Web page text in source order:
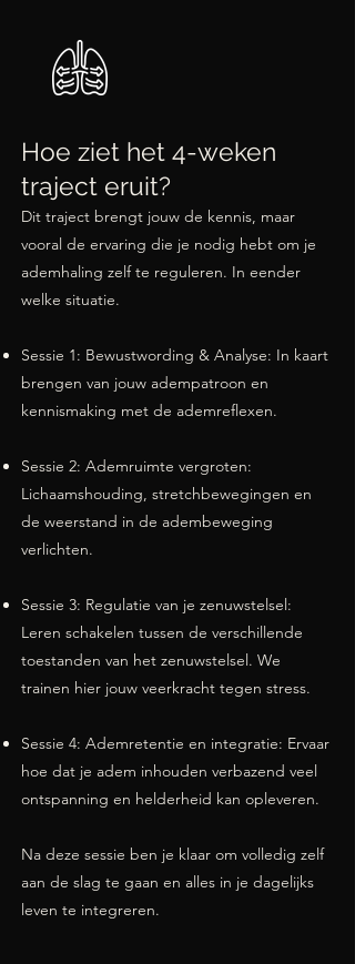
Hoe ziet het 4-weken
traject eruit?
Dit traject brengt jouw de kennis, maar
vooral de ervaring die je nodig hebt om je
ademhaling zelf te reguleren. In eender
welke situatie.
Sessie 1: Bewustwording & Analyse: In kaart
brengen van jouw adempatroon en
kennismaking met de ademreflexen.
Sessie 2: Ademruimte vergroten:
Lichaamshouding, stretchbewegingen en
de weerstand in de adembeweging
verlichten.
Sessie 3: Regulatie van je zenuwstelsel:
Leren schakelen tussen de verschillende
toestanden van het zenuwstelsel. We
trainen hier jouw veerkracht tegen stress.
Sessie 4: Ademretentie en integratie: Ervaar
hoe dat je adem inhouden verbazend veel
ontspanning en helderheid kan opleveren.
Na deze sessie ben je klaar om volledig zelf
aan de slag te gaan en alles in je dagelijks
leven te integreren.